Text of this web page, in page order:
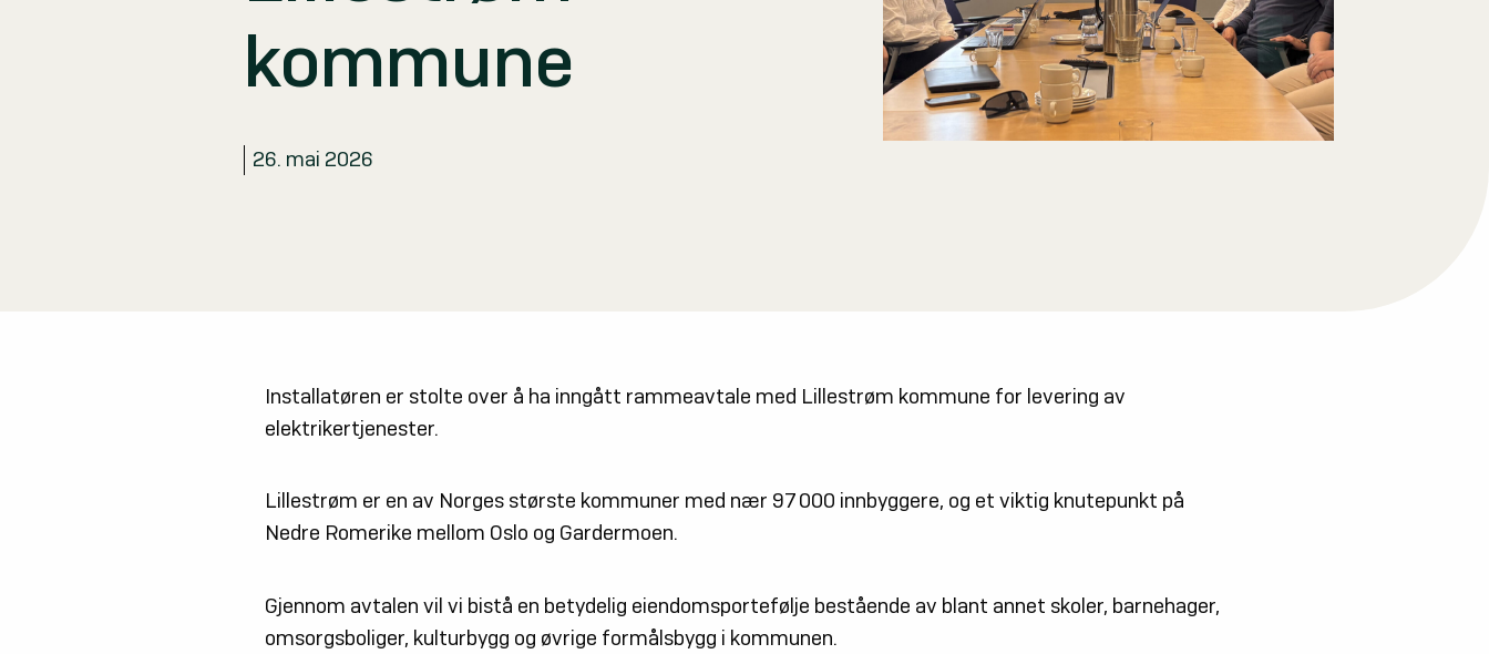
Bestill elektrikertjenester raskt og enkelt hos oss
kommune
26. mai 2026
Installatøren er stolte over å ha inngått rammeavtale med Lillestrøm kommune for levering av
elektrikertjenester.
Lillestrøm er en av Norges største kommuner med nær 97 000 innbyggere, og et viktig knutepunkt på
Nedre Romerike mellom Oslo og Gardermoen.
Gjennom avtalen vil vi bistå en betydelig eiendomsportefølje bestående av blant annet skoler, barnehager,
omsorgsboliger, kulturbygg og øvrige formålsbygg i kommunen.